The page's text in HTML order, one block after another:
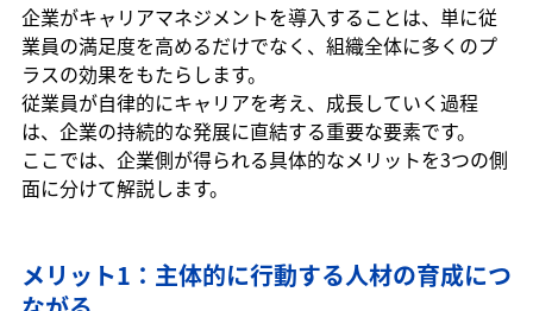
企業がキャリアマネジメントを導入することは、単に従
業員の満足度を高めるだけでなく、組織全体に多くのプ
ラスの効果をもたらします。
従業員が自律的にキャリアを考え、成長していく過程
は、企業の持続的な発展に直結する重要な要素です。
ここでは、企業側が得られる具体的なメリットを3つの側
面に分けて解説します。
メリット1：主体的に行動する人材の育成につ